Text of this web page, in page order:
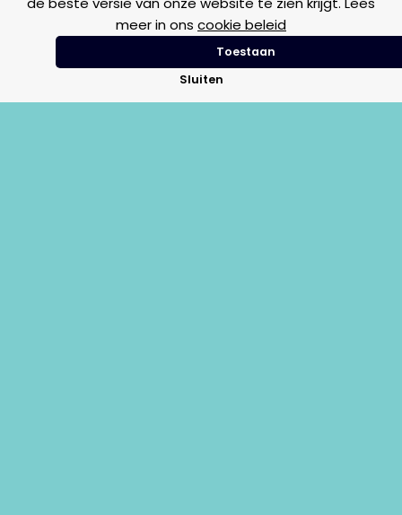
meer in ons cookie beleid
Toestaan
Sluiten